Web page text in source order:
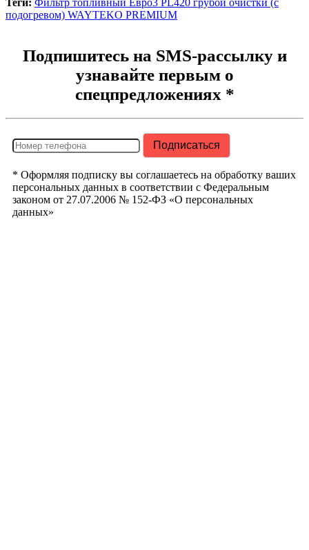
подогревом) WAYTEKO PREMIUM
Подпишитесь на SMS-рассылку и
узнавайте первым о
спецпредложениях *
* Оформляя подписку вы соглашаетесь на обработку ваших
персональных данных в соответствии с Федеральным
законом от 27.07.2006 № 152-ФЗ «О персональных
данных»